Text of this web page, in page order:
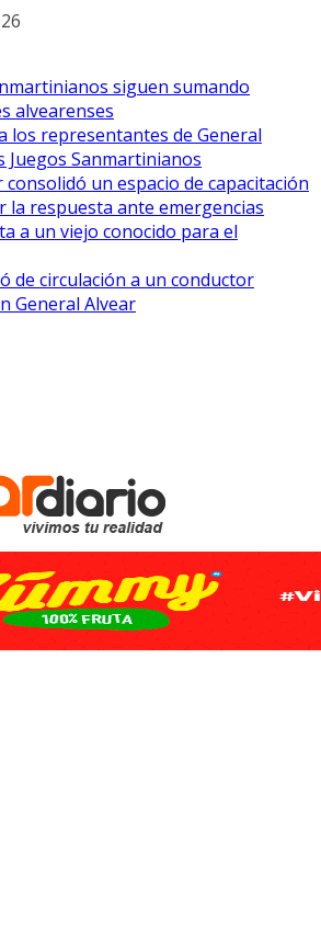
siguen sumando
alvearenses
los representantes de General
Juegos Sanmartinianos
consolidó un espacio de capacitación
la respuesta ante emergencias
a un viejo conocido para el
de circulación a un conductor
General Alvear